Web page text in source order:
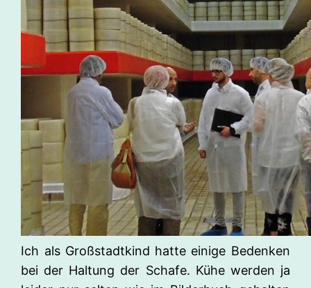
Ich als Großstadtkind hatte einige Bedenken
bei der Haltung der Schafe. Kühe werden ja